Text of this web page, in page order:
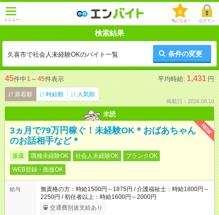
メニュー
0
気になる！ ログイン
検索結果
久喜市で社会人未経験OKのバイト一覧 条件の変更
45件中1 ～ 45件表示 平均時給: 1,431 円
新着順 時給順 人気順
掲載日：2026.08.10
未読
NEW
3ヵ月で79万円稼ぐ！未経験OK＊おばあちゃん
のお話相手など＊
派遣 職種未経験OK 社会人未経験OK
ブランクOK
WEB登録・面接OK
給与
無資格の方：時給1500円～1875円 / 介護福祉士：時給1800円～
2250円 / 初任者以上：時給1600円～2000円
交通費別途支給あり